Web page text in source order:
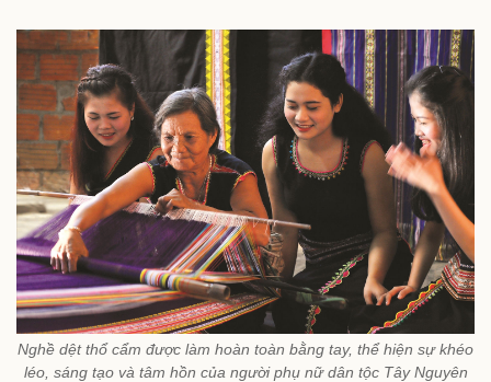
Nghề dệt thổ cẩm được làm hoàn toàn bằng tay, thể hiện sự khéo
léo, sáng tạo và tâm hồn của người phụ nữ dân tộc Tây Nguyên